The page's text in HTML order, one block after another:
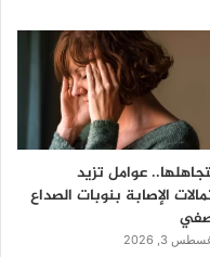
عوامل تزيد
الإصابة بنوبات الصداع
3, 2026